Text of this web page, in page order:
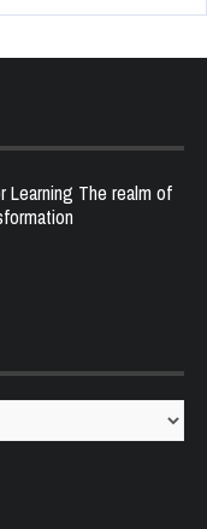
Learning The realm of